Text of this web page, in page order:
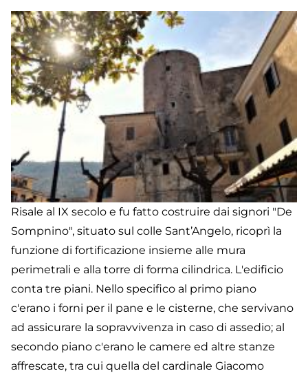
Risale al IX secolo e fu fatto costruire dai signori "De
Sompnino", situato sul colle Sant’Angelo, ricoprì la
funzione di fortificazione insieme alle mura
perimetrali e alla torre di forma cilindrica. L'edificio
conta tre piani. Nello specifico al primo piano
c'erano i forni per il pane e le cisterne, che servivano
ad assicurare la sopravvivenza in caso di assedio; al
secondo piano c'erano le camere ed altre stanze
affrescate, tra cui quella del cardinale Giacomo